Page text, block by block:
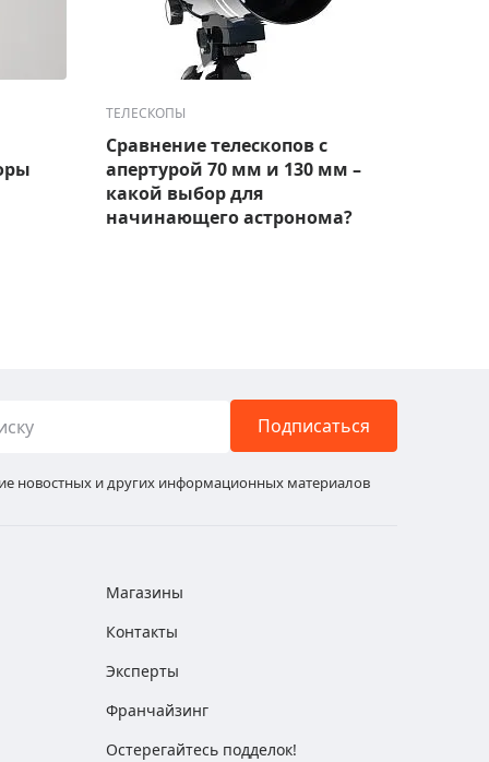
ТЕЛЕСКОПЫ
Сравнение телескопов с
апертурой 70 мм и 130 мм –
какой выбор для
начинающего астронома?
Подписаться
новостных и других информационных материалов
Магазины
Контакты
Эксперты
Франчайзинг
Остерегайтесь подделок!